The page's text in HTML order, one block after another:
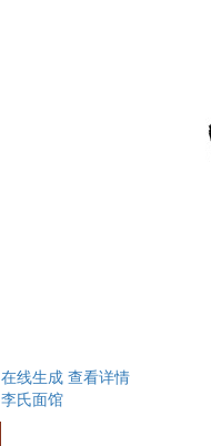
在线生成 查看详情
李氏面馆